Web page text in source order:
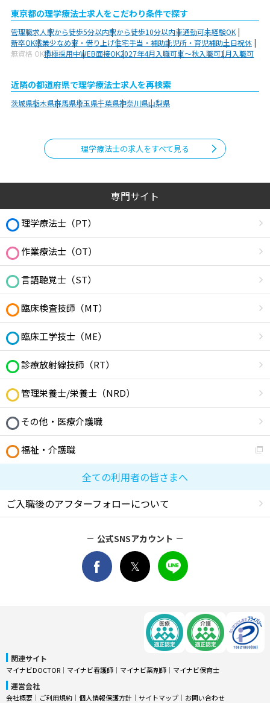
東京都の理学療法士求人をこだわり条件で探す
管理職求人駅から徒歩5分以内駅から徒歩10分以内車通勤可未経験OK
新卒OK残業少なめ寮・借り上げ住宅手当・補助託児所・育児補助土日祝休
無資格 OK積極採用中WEB面接OK2027年4月入職可夏～秋入職可1月入職可
近隣の都道府県で理学療法士求人を再検索
茨城県栃木県群馬県埼玉県千葉県神奈川県山梨県
理学療法士の求人をすべて見る
専門サイト
理学療法士（PT）
作業療法士（OT）
言語聴覚士（ST）
臨床検査技師（MT）
臨床工学技士（ME）
診療放射線技師（RT）
管理栄養士/栄養士（NRD）
その他・医療介護職
福祉・介護職
全ての利用者の皆さまへ
ご入職後のアフターフォローについて
公式SNSアカウント
関連サイト
マイナビDOCTOR │ マイナビ看護師 │ マイナビ薬剤師 │ マイナビ保育士
運営会社
会社概要 │ ご利用規約 │ 個人情報保護方針 │ サイトマップ │ お問い合わせ